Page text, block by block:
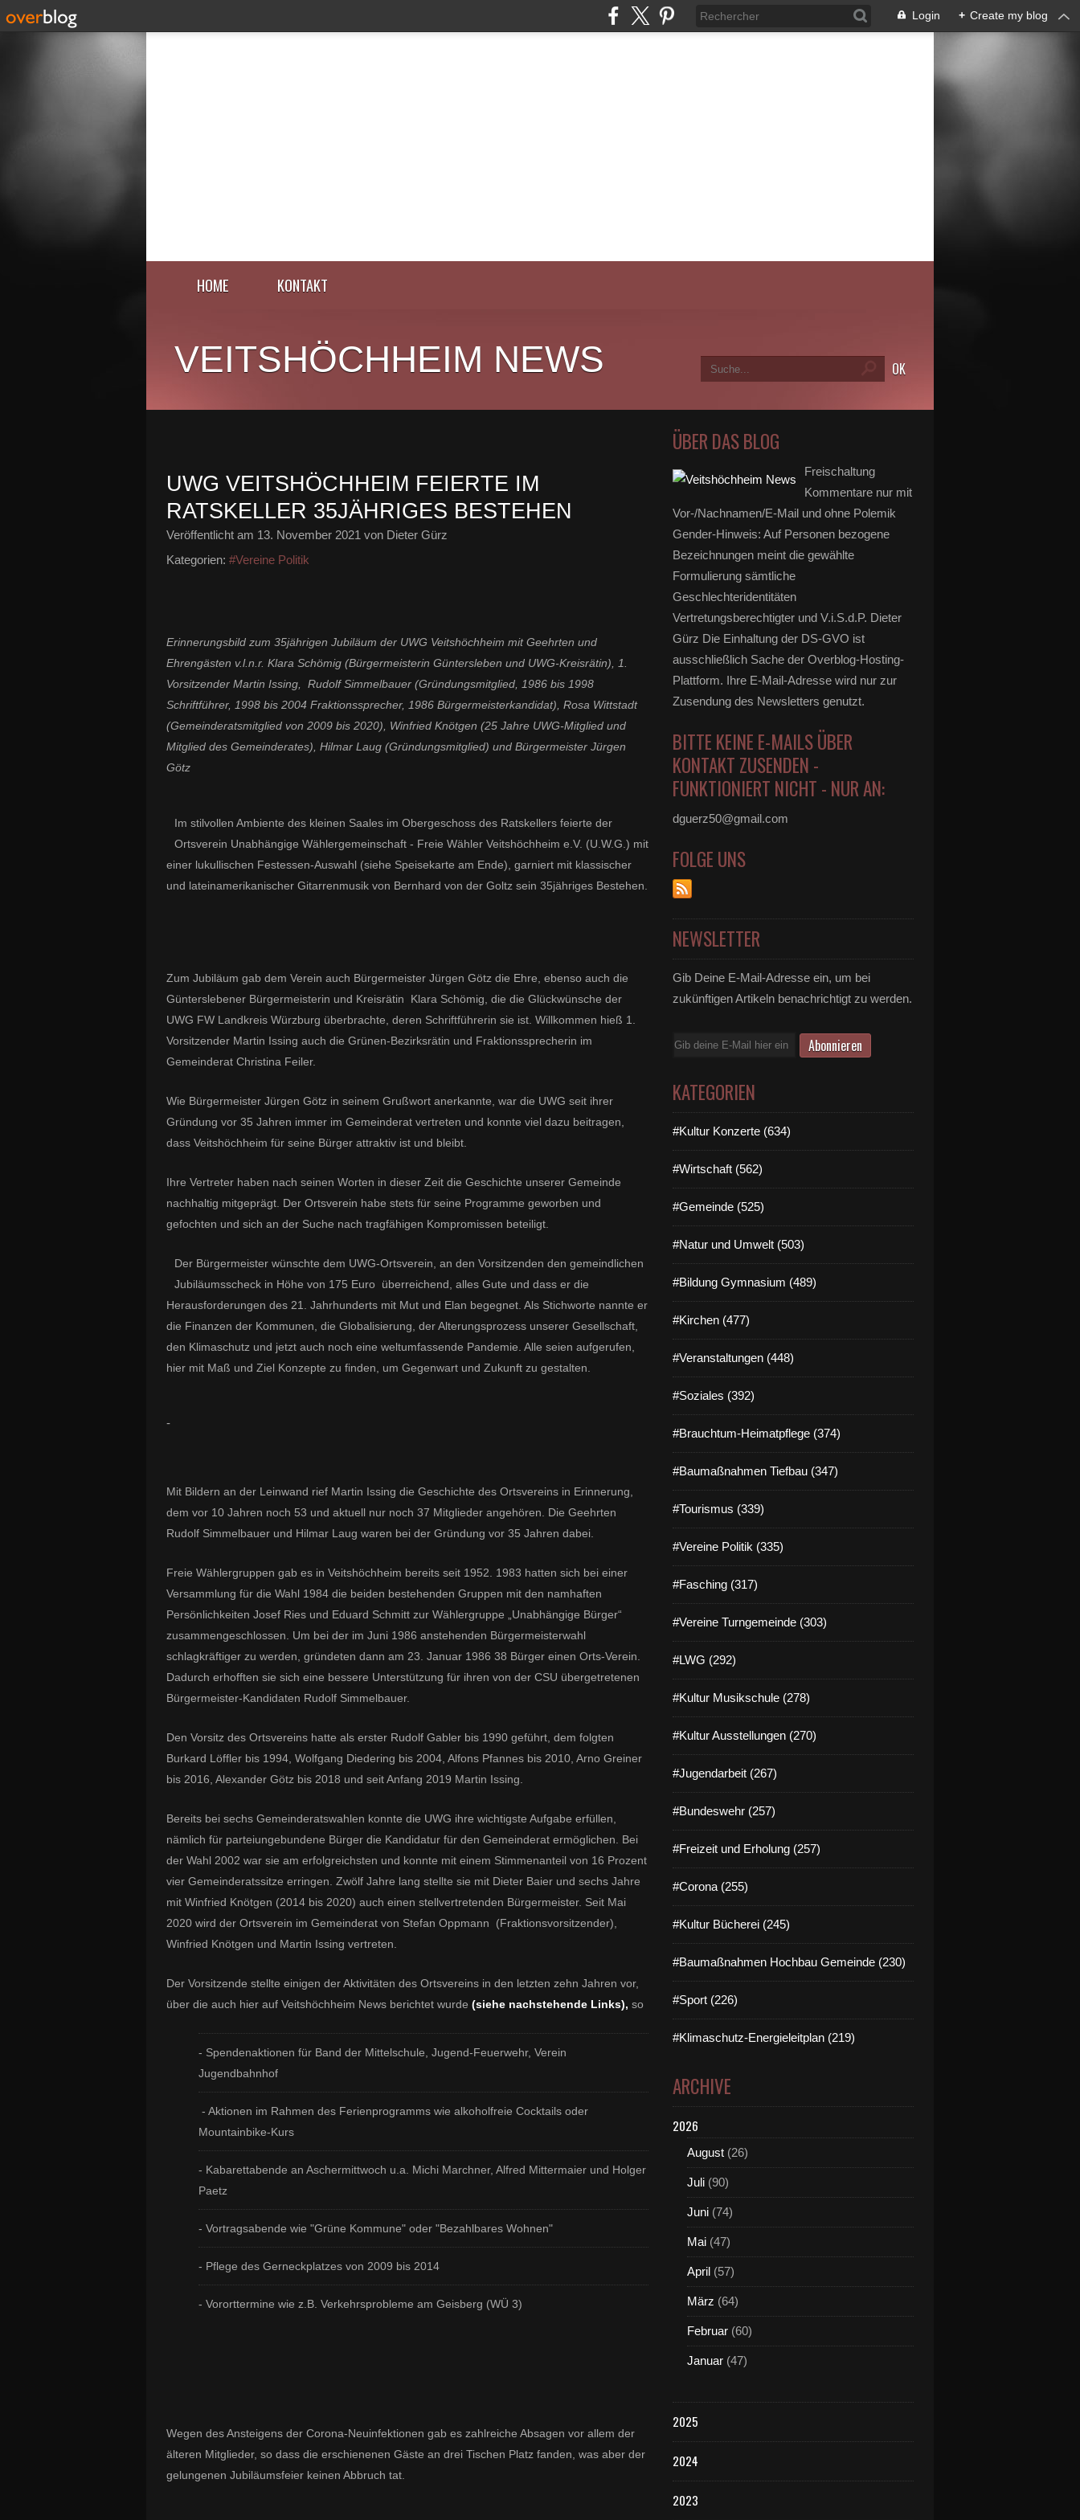
Login + Create my blog
HOME KONTAKT
VEITSHÖCHHEIM NEWS
UWG VEITSHÖCHHEIM FEIERTE IM
RATSKELLER 35JÄHRIGES BESTEHEN
Veröffentlicht am 13. November 2021 von Dieter Gürz
Kategorien: #Vereine Politik
Erinnerungsbild zum 35jährigen Jubiläum der UWG Veitshöchheim mit Geehrten und
Ehrengästen v.l.n.r. Klara Schömig (Bürgermeisterin Güntersleben und UWG-Kreisrätin), 1.
Vorsitzender Martin Issing, Rudolf Simmelbauer (Gründungsmitglied, 1986 bis 1998
Schriftführer, 1998 bis 2004 Fraktionssprecher, 1986 Bürgermeisterkandidat), Rosa Wittstadt
(Gemeinderatsmitglied von 2009 bis 2020), Winfried Knötgen (25 Jahre UWG-Mitglied und
Mitglied des Gemeinderates), Hilmar Laug (Gründungsmitglied) und Bürgermeister Jürgen
Götz
Im stilvollen Ambiente des kleinen Saales im Obergeschoss des Ratskellers feierte der
Ortsverein Unabhängige Wählergemeinschaft - Freie Wähler Veitshöchheim e.V. (U.W.G.) mit
einer lukullischen Festessen-Auswahl (siehe Speisekarte am Ende), garniert mit klassischer
und lateinamerikanischer Gitarrenmusik von Bernhard von der Goltz sein 35jähriges Bestehen.
Zum Jubiläum gab dem Verein auch Bürgermeister Jürgen Götz die Ehre, ebenso auch die
Günterslebener Bürgermeisterin und Kreisrätin Klara Schömig, die die Glückwünsche der
UWG FW Landkreis Würzburg überbrachte, deren Schriftführerin sie ist. Willkommen hieß 1.
Vorsitzender Martin Issing auch die Grünen-Bezirksrätin und Fraktionssprecherin im
Gemeinderat Christina Feiler.
Wie Bürgermeister Jürgen Götz in seinem Grußwort anerkannte, war die UWG seit ihrer
Gründung vor 35 Jahren immer im Gemeinderat vertreten und konnte viel dazu beitragen,
dass Veitshöchheim für seine Bürger attraktiv ist und bleibt.
Ihre Vertreter haben nach seinen Worten in dieser Zeit die Geschichte unserer Gemeinde
nachhaltig mitgeprägt. Der Ortsverein habe stets für seine Programme geworben und
gefochten und sich an der Suche nach tragfähigen Kompromissen beteiligt.
Der Bürgermeister wünschte dem UWG-Ortsverein, an den Vorsitzenden den gemeindlichen
Jubiläumsscheck in Höhe von 175 Euro überreichend, alles Gute und dass er die
Herausforderungen des 21. Jahrhunderts mit Mut und Elan begegnet. Als Stichworte nannte er
die Finanzen der Kommunen, die Globalisierung, der Alterungsprozess unserer Gesellschaft,
den Klimaschutz und jetzt auch noch eine weltumfassende Pandemie. Alle seien aufgerufen,
hier mit Maß und Ziel Konzepte zu finden, um Gegenwart und Zukunft zu gestalten.
-
Mit Bildern an der Leinwand rief Martin Issing die Geschichte des Ortsvereins in Erinnerung,
dem vor 10 Jahren noch 53 und aktuell nur noch 37 Mitglieder angehören. Die Geehrten
Rudolf Simmelbauer und Hilmar Laug waren bei der Gründung vor 35 Jahren dabei.
Freie Wählergruppen gab es in Veitshöchheim bereits seit 1952. 1983 hatten sich bei einer
Versammlung für die Wahl 1984 die beiden bestehenden Gruppen mit den namhaften
Persönlichkeiten Josef Ries und Eduard Schmitt zur Wählergruppe „Unabhängige Bürger“
zusammengeschlossen. Um bei der im Juni 1986 anstehenden Bürgermeisterwahl
schlagkräftiger zu werden, gründeten dann am 23. Januar 1986 38 Bürger einen Orts-Verein.
Dadurch erhofften sie sich eine bessere Unterstützung für ihren von der CSU übergetretenen
Bürgermeister-Kandidaten Rudolf Simmelbauer.
Den Vorsitz des Ortsvereins hatte als erster Rudolf Gabler bis 1990 geführt, dem folgten
Burkard Löffler bis 1994, Wolfgang Diedering bis 2004, Alfons Pfannes bis 2010, Arno Greiner
bis 2016, Alexander Götz bis 2018 und seit Anfang 2019 Martin Issing.
Bereits bei sechs Gemeinderatswahlen konnte die UWG ihre wichtigste Aufgabe erfüllen,
nämlich für parteiungebundene Bürger die Kandidatur für den Gemeinderat ermöglichen. Bei
der Wahl 2002 war sie am erfolgreichsten und konnte mit einem Stimmenanteil von 16 Prozent
vier Gemeinderatssitze erringen. Zwölf Jahre lang stellte sie mit Dieter Baier und sechs Jahre
mit Winfried Knötgen (2014 bis 2020) auch einen stellvertretenden Bürgermeister. Seit Mai
2020 wird der Ortsverein im Gemeinderat von Stefan Oppmann (Fraktionsvorsitzender),
Winfried Knötgen und Martin Issing vertreten.
Der Vorsitzende stellte einigen der Aktivitäten des Ortsvereins in den letzten zehn Jahren vor,
über die auch hier auf Veitshöchheim News berichtet wurde (siehe nachstehende Links), so
- Spendenaktionen für Band der Mittelschule, Jugend-Feuerwehr, Verein
Jugendbahnhof
- Aktionen im Rahmen des Ferienprogramms wie alkoholfreie Cocktails oder
Mountainbike-Kurs
- Kabarettabende an Aschermittwoch u.a. Michi Marchner, Alfred Mittermaier und Holger
Paetz
- Vortragsabende wie "Grüne Kommune" oder "Bezahlbares Wohnen"
- Pflege des Gerneckplatzes von 2009 bis 2014
- Vororttermine wie z.B. Verkehrsprobleme am Geisberg (WÜ 3)
Wegen des Ansteigens der Corona-Neuinfektionen gab es zahlreiche Absagen vor allem der
älteren Mitglieder, so dass die erschienenen Gäste an drei Tischen Platz fanden, was aber der
gelungenen Jubiläumsfeier keinen Abbruch tat.
ÜBER DAS BLOG
Freischaltung
Kommentare nur mit
Vor-/Nachnamen/E-Mail und ohne Polemik
Gender-Hinweis: Auf Personen bezogene
Bezeichnungen meint die gewählte
Formulierung sämtliche
Geschlechteridentitäten
Vertretungsberechtigter und V.i.S.d.P. Dieter
Gürz Die Einhaltung der DS-GVO ist
ausschließlich Sache der Overblog-Hosting-
Plattform. Ihre E-Mail-Adresse wird nur zur
Zusendung des Newsletters genutzt.
BITTE KEINE E-MAILS ÜBER
KONTAKT ZUSENDEN -
FUNKTIONIERT NICHT - NUR AN:
dguerz50@gmail.com
FOLGE UNS
NEWSLETTER
Gib Deine E-Mail-Adresse ein, um bei
zukünftigen Artikeln benachrichtigt zu werden.
E-
KATEGORIEN
#Kultur Konzerte (634)
#Wirtschaft (562)
#Gemeinde (525)
#Natur und Umwelt (503)
#Bildung Gymnasium (489)
#Kirchen (477)
#Veranstaltungen (448)
#Soziales (392)
#Brauchtum-Heimatpflege (374)
#Baumaßnahmen Tiefbau (347)
#Tourismus (339)
#Vereine Politik (335)
#Fasching (317)
#Vereine Turngemeinde (303)
#LWG (292)
#Kultur Musikschule (278)
#Kultur Ausstellungen (270)
#Jugendarbeit (267)
#Bundeswehr (257)
#Freizeit und Erholung (257)
#Corona (255)
#Kultur Bücherei (245)
#Baumaßnahmen Hochbau Gemeinde (230)
#Sport (226)
#Klimaschutz-Energieleitplan (219)
ARCHIVE
2026
August (26)
Juli (90)
Juni (74)
Mai (47)
April (57)
März (64)
Februar (60)
Januar (47)
2025
2024
2023